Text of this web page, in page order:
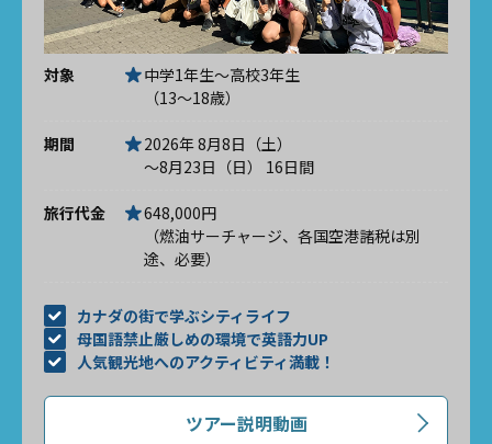
対象
中学1年生～高校3年生
（13～18歳）
期間
2026年 8月8日（土）
～8月23日（日） 16日間
旅行代金
648,000円
（燃油サーチャージ、各国空港諸税は別
途、必要）
カナダの街で学ぶシティライフ
母国語禁止厳しめの環境で英語力UP
人気観光地へのアクティビティ満載！
ツアー説明動画